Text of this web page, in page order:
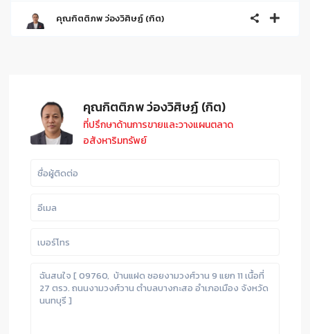
คุณกิตติภพ ว่องวิศิษฏ์ (กิต)
คุณกิตติภพ ว่องวิศิษฏ์ (กิต)
ที่ปรึกษาด้านการขายและวางแผนตลาด
อสังหาริมทรัพย์